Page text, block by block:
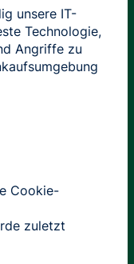
unsere IT-
Technologie,
Angriffe zu
Cookie-
zuletzt